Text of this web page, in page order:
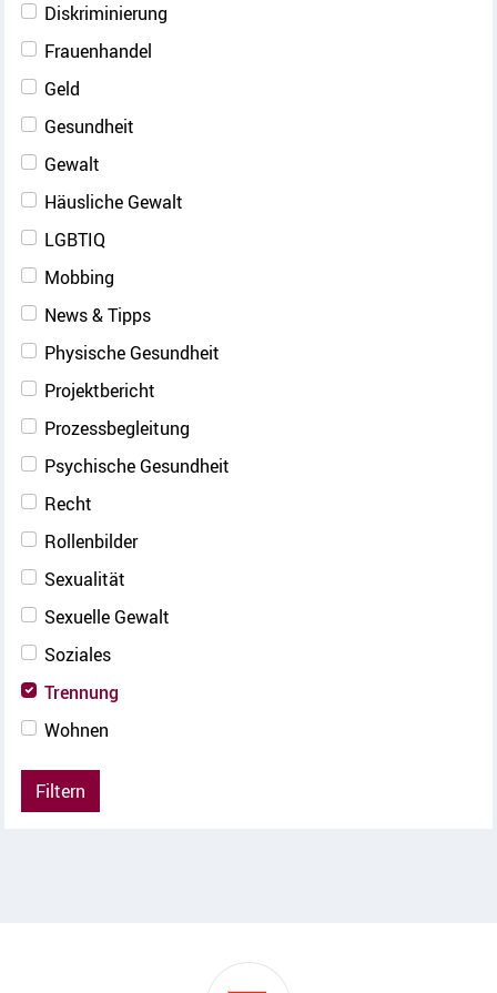
Diskriminierung
Frauenhandel
Geld
Gesundheit
Gewalt
Häusliche Gewalt
LGBTIQ
Mobbing
News & Tipps
Physische Gesundheit
Projektbericht
Prozessbegleitung
Psychische Gesundheit
Recht
Rollenbilder
Sexualität
Sexuelle Gewalt
Soziales
Trennung
Wohnen
Filtern